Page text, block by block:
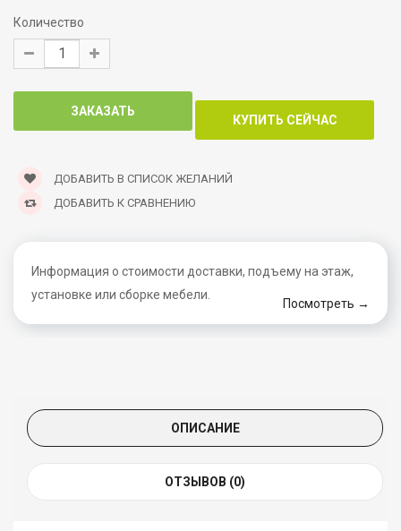
Количество
ДОБАВИТЬ В СПИСОК ЖЕЛАНИЙ
ДОБАВИТЬ К СРАВНЕНИЮ
Информация о стоимости доставки, подъему на этаж,
установке или сборке мебели.
Посмотреть →
ОПИСАНИЕ
ОТЗЫВОВ (0)